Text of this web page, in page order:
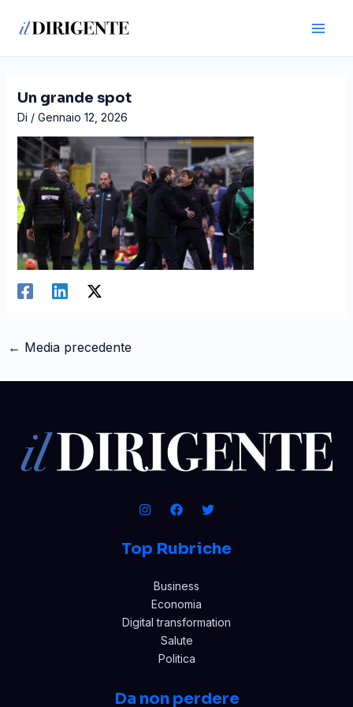
Un grande spot
Di / Gennaio 12, 2026
articoli
← Media precedente
Top Rubriche
Business
Economia
Digital transformation
Salute
Politica
Da non perdere